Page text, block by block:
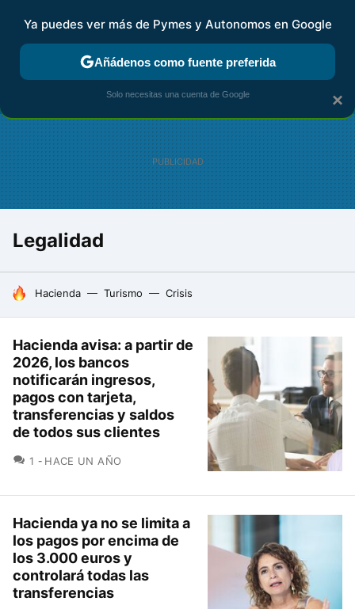
FISCALIDAD Y CONTABILIDAD KIT DIGITAL RENTA
Legalidad
HOY SE HABLA DE
Hacienda Turismo Crisis
Hacienda avisa: a partir de
2026, los bancos
notificarán ingresos,
pagos con tarjeta,
transferencias y saldos
de todos sus clientes
1 COMENTARIOS
HACE UN AÑO
Hacienda ya no se limita a
los pagos por encima de
los 3.000 euros y
controlará todas las
transferencias
×
Ya puedes ver más de Pymes y Autonomos en Google
Añádenos como fuente preferida
Solo necesitas una cuenta de Google